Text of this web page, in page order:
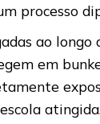
processo
ao
em